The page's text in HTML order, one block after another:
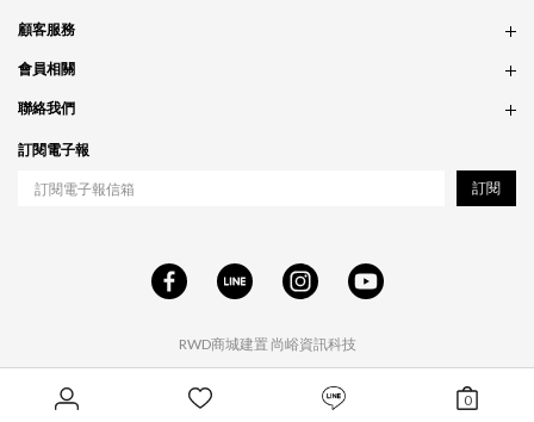
0
RWD商城建置 尚峪資訊科技
品牌故事
銷售據點
隱私政策
食品法規
顧客服務
訂單問題
付款問題
配送問題
退貨問題
會員相關
會員制度
紅利制度
聯絡我們
合作相關
工作職缺
訂閱電子報
訂閱